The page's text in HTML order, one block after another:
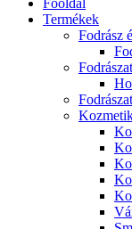
Főoldal
Termékek
Fodrász